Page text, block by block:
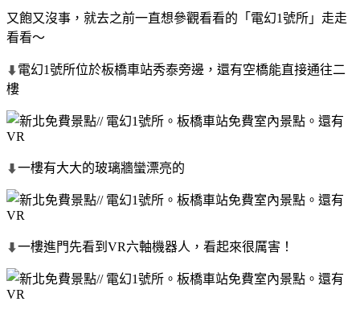
又飽又沒事，就去之前一直想參觀看看的「電幻1號所」走走
看看～
⬇電幻1號所位於板橋車站秀泰旁邊，還有空橋能直接通往二
樓
⬇一樓有大大的玻璃牆蠻漂亮的
⬇一樓進門先看到VR六軸機器人，看起來很厲害！